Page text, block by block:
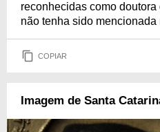
reconhecidas como
não tenha sido mencionada
COPIAR
Imagem de Santa